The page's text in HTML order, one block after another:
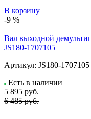
В корзину
-9 %
Вал выходной
JS180-1707105
Артикул: JS180-1707105
Есть в наличии
5 895 руб.
6 485 руб.